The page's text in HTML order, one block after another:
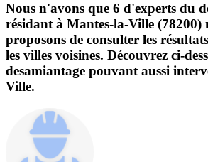
Nous n'avons que 6 d'experts du
résidant à Mantes-la-Ville (78200)
proposons de consulter les
les villes voisines. Découvrez ci-
desamiantage pouvant aussi
Ville.